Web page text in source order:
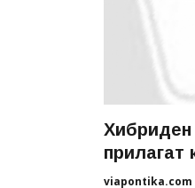
прилагат
viapontika.com